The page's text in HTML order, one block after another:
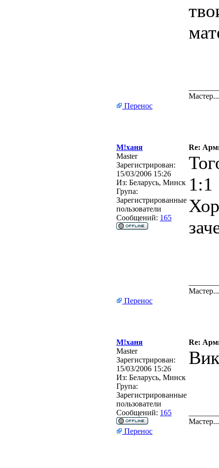
Перенос
М!ханя
Re:
Master
Зарегистрирован:
15/03/2006 15:26
Из: Беларусь, Минск
Група:
Зарегистрированные
пользователи
Сообщений: 165
1:1
Перенос
М!ханя
Re:
Master
Зарегистрирован:
15/03/2006 15:26
Из: Беларусь, Минск
Група:
Зарегистрированные
пользователи
Сообщений: 165
Перенос